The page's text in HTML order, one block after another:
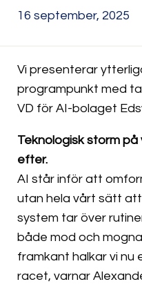
16 september, 2025
Vi presenterar
programpunkt med
VD för AI-bolaget
Teknologisk storm på
efter.
AI står inför att
utan hela vårt sätt
system tar över
både mod och
framkant halkar vi nu
racet, varnar